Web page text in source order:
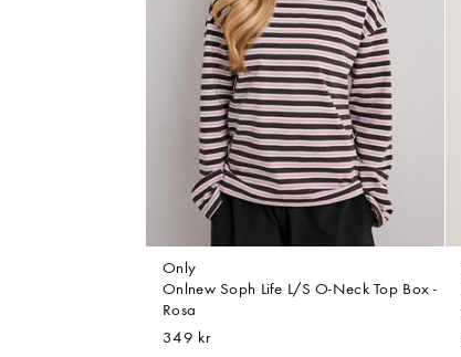
Only
Onlnew Soph Life L/S O-Neck Top Box -
Rosa
349 kr